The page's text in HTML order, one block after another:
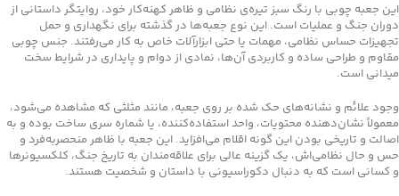
این جعبه چوبی با رنگ سبز تیره‌ی نظامی و ظاهر کهنه‌کار خود، روایتگر داستانی از
دوران جنگ و عملیات است. این نوع جعبه‌ها در گذشته برای نگهداری و حمل
تجهیزات حساس نظامی، مهمات یا حتی ابزارآلات خاص به کار می‌رفتند. جنس چوبی
مقاوم و طراحی ساده و کاربردی آن‌ها، نمادی از دوام و پایداری در شرایط سخت
میدانی است.
وجود علائم و نشانه‌های حک شده بر روی جعبه، مانند مثلثی که مشاهده می‌شود،
معمولاً نشان‌دهنده محتویات، واحد استفاده‌کننده، یا شماره سری ساخت بوده و به
اصالت و تاریخی بودن این گونه اقلام می‌افزاید. این جعبه با ظاهر منحصربه‌فرد و
حس و حال نظامی‌اش، یک گزینه عالی برای علاقه‌مندان به تاریخ جنگ، کلکسیونرها
و کسانی است که به دنبال دکوراسیونی با داستان و شخصیت هستند.